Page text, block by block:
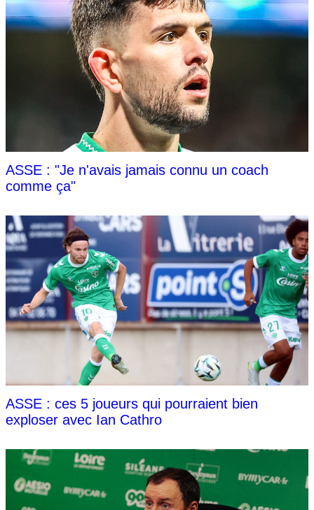
ASSE : "Je n'avais jamais connu un coach
comme ça"
ASSE : ces 5 joueurs qui pourraient bien
exploser avec Ian Cathro